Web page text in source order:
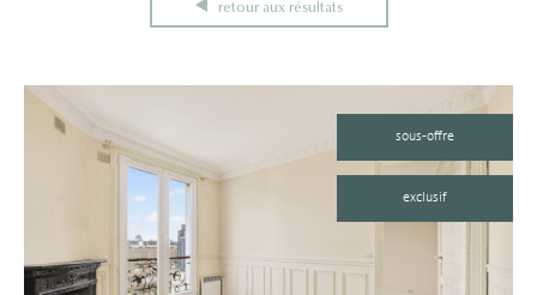
retour aux résultats
sous-offre
exclusif